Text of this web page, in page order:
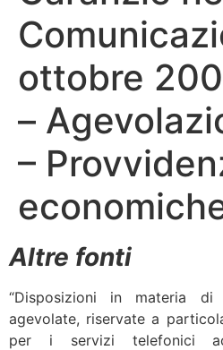
ottobre
–
–
Altre fonti
“Disposizioni in materia di
agevolate, riservate a
per i servizi telefonici